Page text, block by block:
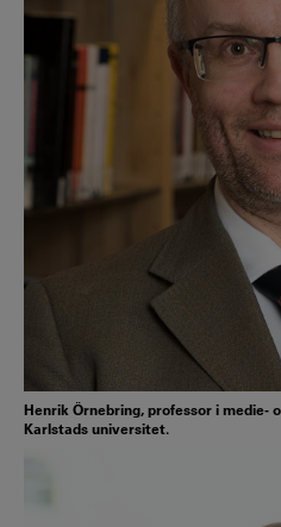
Henrik Örnebring, professor i medie-
Karlstads universitet.